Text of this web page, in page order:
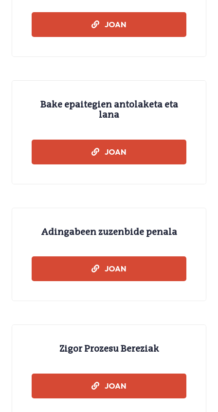
JOAN
Bake epaitegien antolaketa eta
lana
JOAN
Adingabeen zuzenbide penala
JOAN
Zigor Prozesu Bereziak
JOAN